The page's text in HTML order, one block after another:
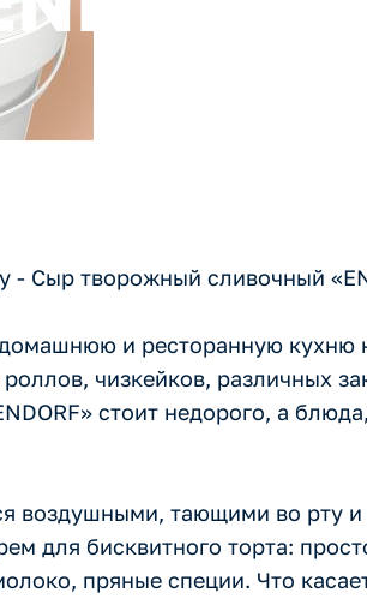
- Сыр творожный сливочный
и ресторанную кухню
чизкейков, различных
стоит недорого, а
воздушными, тающими во рту
для бисквитного торта:
пряные специи. Что